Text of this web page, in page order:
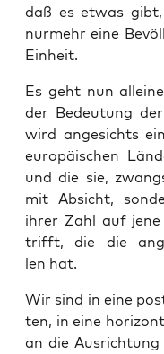
daß es etwas
nur­mehr eine
Einheit.
Es geht nun
der Bedeu­tung
wird ange­sichts
eu­ro­päi­schen
und die sie,
mit Absicht,
ihrer Zahl auf jene
trifft, die die
len hat.
Wir sind in eine
ten, in eine
an die Aus­rich­tung